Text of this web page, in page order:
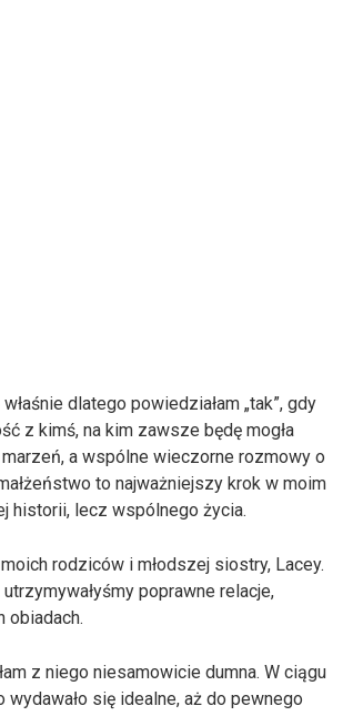
dlatego powiedziałam „tak”, gdy
z kimś, na kim zawsze będę mogła
a wspólne wieczorne rozmowy o
to najważniejszy krok w moim
historii, lecz wspólnego życia.
rodziców i młodszej siostry, Lacey.
poprawne relacje,
obiadach.
z niego niesamowicie dumna. W ciągu
się idealne, aż do pewnego